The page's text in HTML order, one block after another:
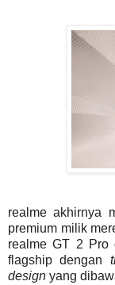
realme akhirnya
premium milik
realme GT 2 Pro
flagship dengan
design yang